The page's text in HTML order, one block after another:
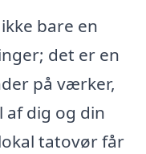
bare en
det er en
på værker,
dig og din
tatovør får